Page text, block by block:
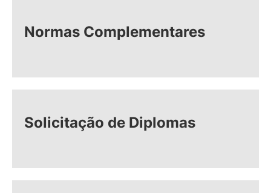
Normas Complementares
Solicitação de Diplomas